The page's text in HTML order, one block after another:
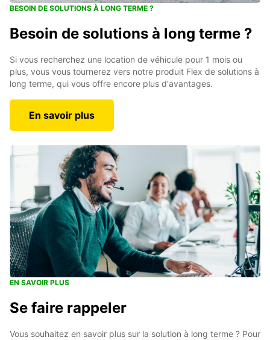
BESOIN DE SOLUTIONS À LONG TERME ?
Besoin de solutions à long terme ?
Si vous recherchez une location de véhicule pour 1 mois ou
plus, vous vous tournerez vers notre produit Flex de solutions à
long terme, qui vous offre encore plus d'avantages.
En savoir plus
EN SAVOIR PLUS
Se faire rappeler
Vous souhaitez en savoir plus sur la solution à long terme ? Pour